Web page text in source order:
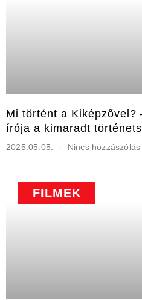
Mi történt a Kiképzővel?
írója a kimaradt
2025.05.05. Nincs hozzászólás
FILMEK